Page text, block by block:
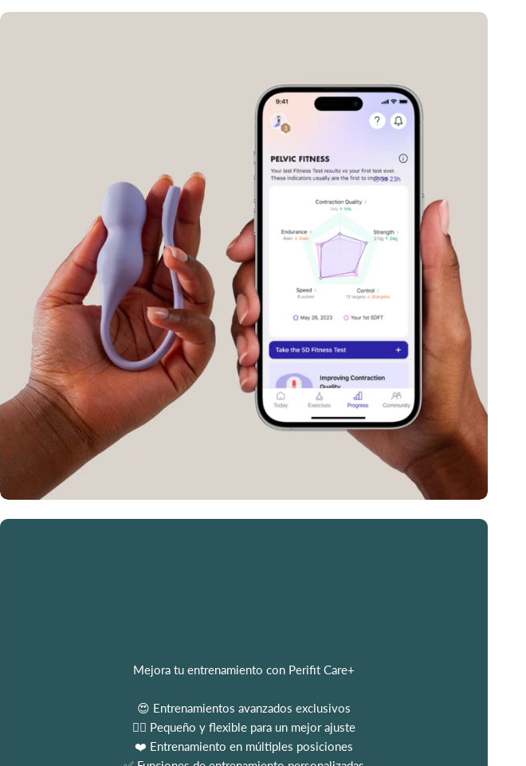
Mejora tu entrenamiento con Perifit Care+
😍 Entrenamientos avanzados exclusivos
💆‍♀️ Pequeño y flexible para un mejor ajuste
❤️ Entrenamiento en múltiples posiciones